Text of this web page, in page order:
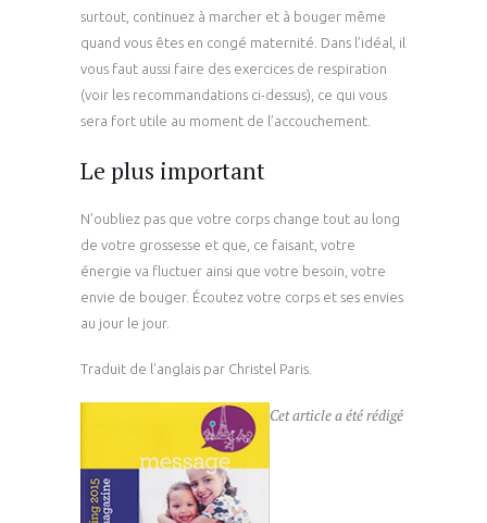
surtout, continuez à marcher et à bouger même
quand vous êtes en congé maternité. Dans l’idéal, il
vous faut aussi faire des exercices de respiration
(voir les recommandations ci-dessus), ce qui vous
sera fort utile au moment de l’accouchement.
Le plus important
N’oubliez pas que votre corps change tout au long
de votre grossesse et que, ce faisant, votre
énergie va fluctuer ainsi que votre besoin, votre
envie de bouger. Écoutez votre corps et ses envies
au jour le jour.
Traduit de l’anglais par Christel Paris.
Cet article a été rédigé